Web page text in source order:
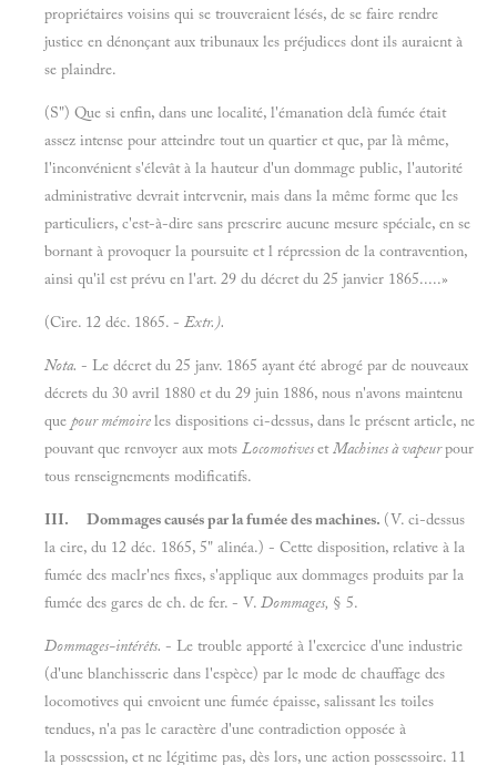
propriétaires voisins qui se trouveraient lésés, de se faire rendre
justice en dénonçant aux tribunaux les préjudices dont ils auraient à
se plaindre.
(S") Que si enfin, dans une localité, l'émanation delà fumée était
assez intense pour atteindre tout un quartier et que, par là même,
l'inconvénient s'élevât à la hauteur d'un dommage public, l'autorité
administrative devrait intervenir, mais dans la même forme que les
particuliers, c'est-à-dire sans prescrire aucune mesure spéciale, en se
bornant à provoquer la poursuite et l répression de la contravention,
ainsi qu'il est prévu en l'art. 29 du décret du 25 janvier 1865.....»
(Cire. 12 déc. 1865. - Extr.).
Nota. - Le décret du 25 janv. 1865 ayant été abrogé par de nouveaux
décrets du 30 avril 1880 et du 29 juin 1886, nous n'avons maintenu
que pour mémoireles dispositions ci-dessus, dans le présent article, ne
pouvant que renvoyer aux mots LocomotivesetMachines à vapeurpour
tous renseignements modificatifs.
III. Dommages causés par la fumée des machines. (V. ci-dessus
la cire, du 12 déc. 1865, 5" alinéa.) - Cette disposition, relative à la
fumée des maclr'nes fixes, s'applique aux dommages produits par la
fumée des gares de ch. de fer. - V. Dommages, § 5.
Dommages-intérêts. - Le trouble apporté à l'exercice d'une industrie
(d'une blanchisserie dans l'espèce) par le mode de chauffage des
locomotives qui envoient une fumée épaisse, salissant les toiles
tendues, n'a pas le caractère d'une contradiction opposée à
la possession, et ne légitime pas, dès lors, une action possessoire. 11